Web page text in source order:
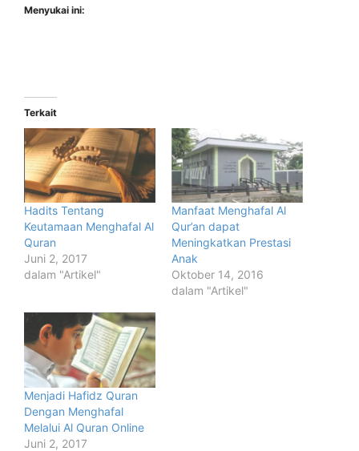
Menyukai ini:
Terkait
Hadits Tentang
Keutamaan Menghafal Al
Quran
Juni 2, 2017
dalam "Artikel"
Manfaat Menghafal Al
Qur’an dapat
Meningkatkan Prestasi
Anak
Oktober 14, 2016
dalam "Artikel"
Menjadi Hafidz Quran
Dengan Menghafal
Melalui Al Quran Online
Juni 2, 2017